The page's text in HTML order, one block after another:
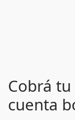
Cobrá
cuenta